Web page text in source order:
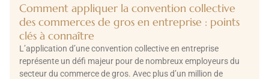
Comment appliquer la convention collective
des commerces de gros en entreprise : points
clés à connaître
L’application d’une convention collective en entreprise
représente un défi majeur pour de nombreux employeurs du
secteur du commerce de gros. Avec plus d’un million de